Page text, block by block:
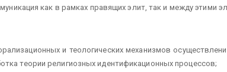
как в рамках правящих элит, так и между этими
и теологических механизмов
теории религиозных идентификационных процессов;